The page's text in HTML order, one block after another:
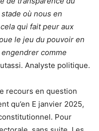
où nous en
qui fait peur aux
le jeu du pouvoir en
comme
Analyste politique.
recours en question
qu’en E janvier 2025,
Pour